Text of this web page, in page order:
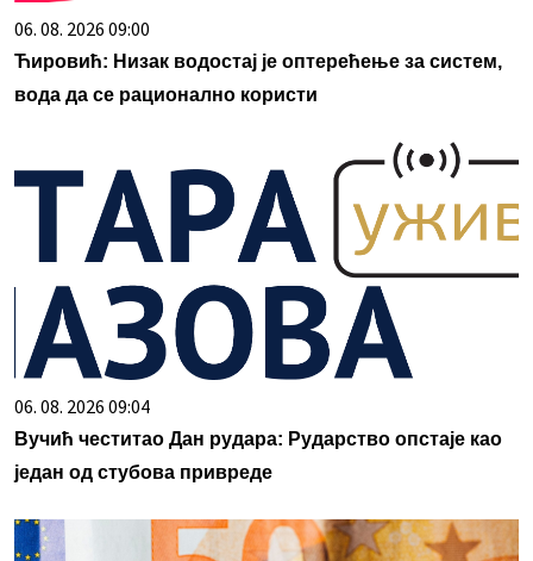
06. 08. 2026 09:00
Ћировић: Низак водостај је оптерећење за систем,
вода да се рационално користи
06. 08. 2026 09:04
Вучић честитао Дан рудара: Рударство опстаје као
један од стубова привреде